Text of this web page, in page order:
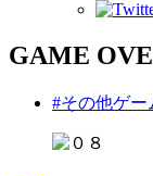
GAME
#その他ゲー